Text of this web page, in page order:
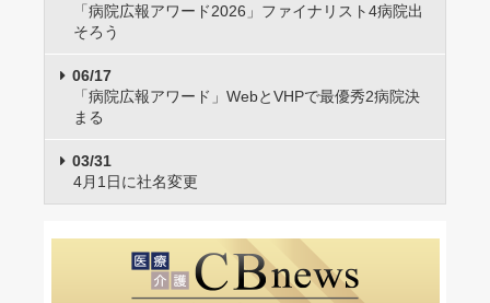
「病院広報アワード2026」ファイナリスト4病院出
そろう
06/17
「病院広報アワード」WebとVHPで最優秀2病院決
まる
03/31
4月1日に社名変更